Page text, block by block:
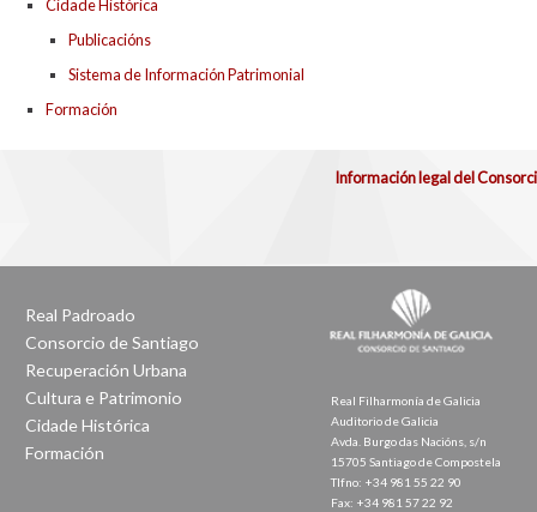
Cidade Histórica
Publicacións
Sistema de Información Patrimonial
Formación
Información legal del
Real Padroado
Consorcio de Santiago
Recuperación Urbana
Cultura e Patrimonio
Cidade Histórica
Formación
Real Filharmonía de Galicia
Auditorio de Galicia
Avda. Burgo das Nacións, s/n
15705 Santiago de Compostela
Tlfno: +34 981 55 22 90
Fax: +34 981 57 22 92